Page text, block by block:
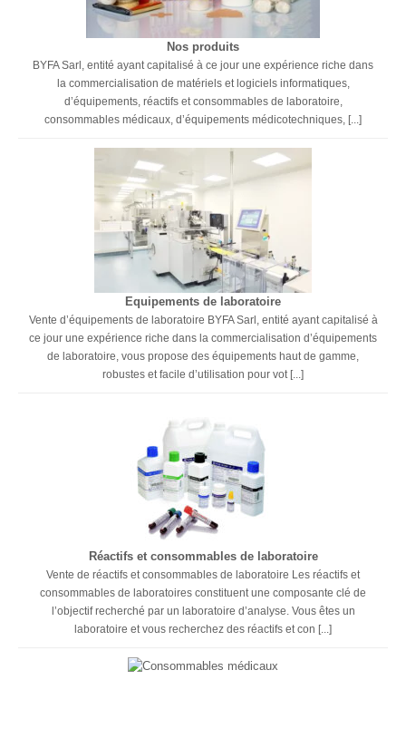
Nos produits
BYFA Sarl, entité ayant capitalisé à ce jour une expérience riche dans
la commercialisation de matériels et logiciels informatiques,
d’équipements, réactifs et consommables de laboratoire,
consommables médicaux, d’équipements médicotechniques, [...]
Equipements de laboratoire
Vente d’équipements de laboratoire BYFA Sarl, entité ayant capitalisé à
ce jour une expérience riche dans la commercialisation d’équipements
de laboratoire, vous propose des équipements haut de gamme,
robustes et facile d’utilisation pour vot [...]
Réactifs et consommables de laboratoire
Vente de réactifs et consommables de laboratoire Les réactifs et
consommables de laboratoires constituent une composante clé de
l’objectif recherché par un laboratoire d’analyse. Vous êtes un
laboratoire et vous recherchez des réactifs et con [...]